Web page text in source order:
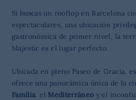
Si buscas un rooftop en Barcelona
espectaculares, una ubicación
gastronómica de primer nivel, la
Majestic es el lugar perfecto.
Ubicada en pleno Paseo de Gracia,
ofrece una panorámica única de la
Familia, elMediterráneo y el